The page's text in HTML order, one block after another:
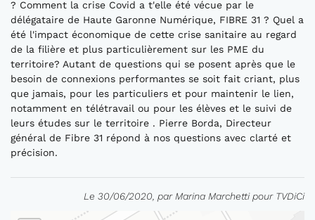
? Comment la crise Covid a t'elle été vécue par le
délégataire de Haute Garonne Numérique, FIBRE 31 ? Quel a
été l'impact économique de cette crise sanitaire au regard
de la filière et plus particulièrement sur les PME du
territoire? Autant de questions qui se posent après que le
besoin de connexions performantes se soit fait criant, plus
que jamais, pour les particuliers et pour maintenir le lien,
notamment en télétravail ou pour les élèves et le suivi de
leurs études sur le territoire . Pierre Borda, Directeur
général de Fibre 31 répond à nos questions avec clarté et
précision.
Le 30/06/2020, par Marina Marchetti pour TVDiCi